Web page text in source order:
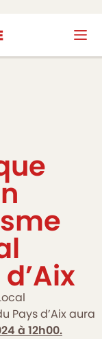
Pays d’Aix aura
à 12h00.